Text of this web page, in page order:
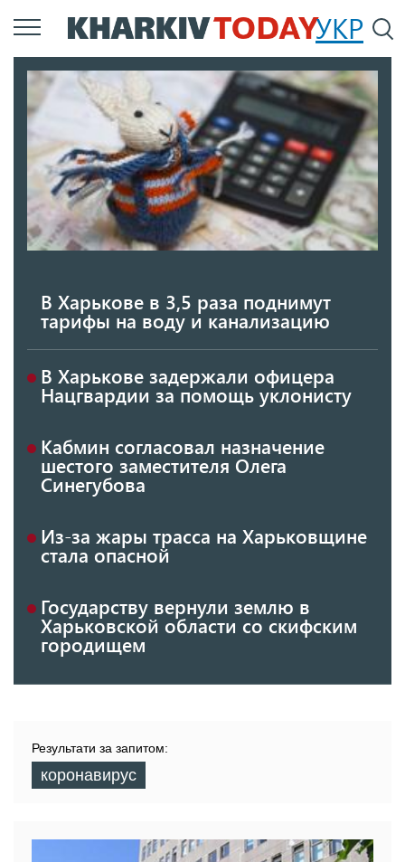
Перейти
к
содержанию
УКР
В Харькове в 3,5 раза поднимут
тарифы на воду и канализацию
В Харькове задержали офицера
Нацгвардии за помощь уклонисту
Кабмин согласовал назначение
шестого заместителя Олега
Синегубова
Из-за жары трасса на Харьковщине
стала опасной
Государству вернули землю в
Харьковской области со скифским
городищем
Результати за запитом:
коронавирус